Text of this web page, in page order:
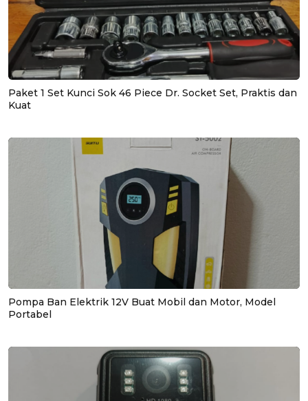
Paket 1 Set Kunci Sok 46 Piece Dr. Socket Set, Praktis dan
Kuat
Pompa Ban Elektrik 12V Buat Mobil dan Motor, Model
Portabel